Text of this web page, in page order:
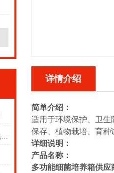
为什么大多数细胞培养需要二氧化碳培养箱？
详情介绍
简单介绍：
适用于环境保护、卫
保存、植物栽培、育种
详细说明：
产品名称：
多功能细菌培养箱供应